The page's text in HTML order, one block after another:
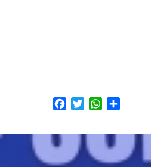
Facebook
TwitterWhatsApp